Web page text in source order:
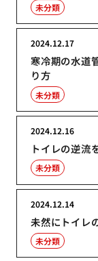
未分類
寒冷期の水道
り方
2024.12.17
未分類
トイレの逆流
2024.12.16
未分類
未然にトイレ
2024.12.14
未分類